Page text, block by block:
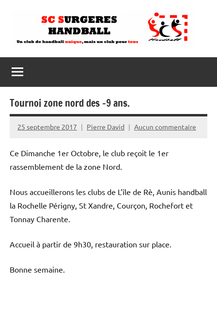
Tournoi zone nord des -9 ans.
25 septembre 2017 Pierre David Aucun commentaire
Ce Dimanche 1er Octobre, le club reçoit le 1er
rassemblement de la zone Nord.
Nous accueillerons les clubs de L’île de Rè, Aunis handball
la Rochelle Périgny, St Xandre, Courçon, Rochefort et
Tonnay Charente.
Accueil à partir de 9h30, restauration sur place.
Bonne semaine.